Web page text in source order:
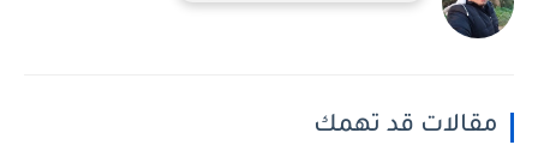
مقالات قد تهمك